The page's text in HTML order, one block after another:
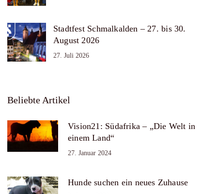
Stadtfest Schmalkalden – 27. bis 30.
August 2026
27. Juli 2026
Beliebte Artikel
Vision21: Südafrika – „Die Welt in
einem Land“
27. Januar 2024
Hunde suchen ein neues Zuhause